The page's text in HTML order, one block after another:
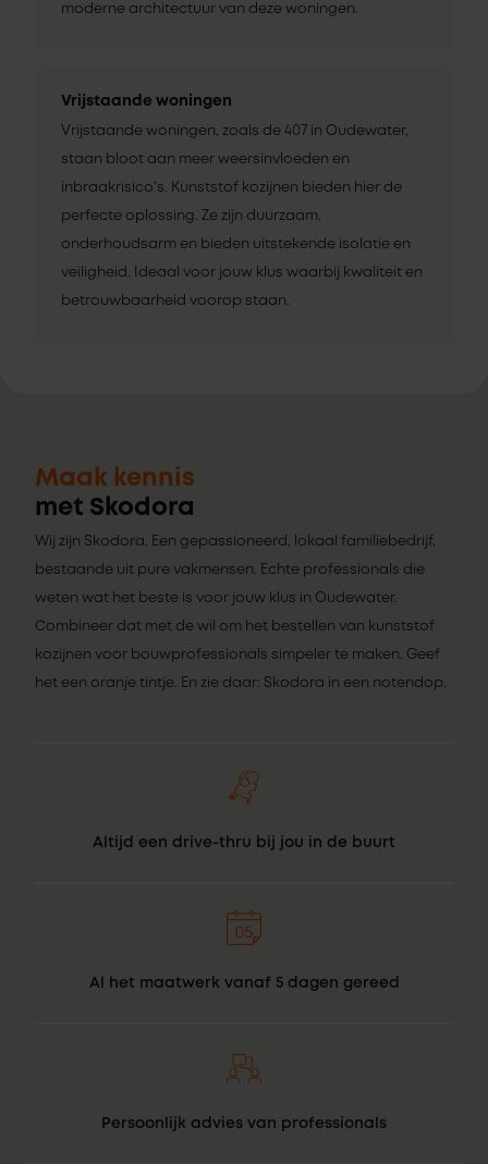
moderne architectuur van deze woningen.
Vrijstaande woningen
Vrijstaande woningen, zoals de 407 in Oudewater,
staan bloot aan meer weersinvloeden en
inbraakrisico’s. Kunststof kozijnen bieden hier de
perfecte oplossing. Ze zijn duurzaam,
onderhoudsarm en bieden uitstekende isolatie en
veiligheid. Ideaal voor jouw klus waarbij kwaliteit en
betrouwbaarheid voorop staan.
Maak kennis
met Skodora
Wij zijn Skodora. Een gepassioneerd, lokaal familiebedrijf,
bestaande uit pure vakmensen. Echte professionals die
weten wat het beste is voor jouw klus in Oudewater.
Combineer dat met de wil om het bestellen van kunststof
kozijnen voor bouwprofessionals simpeler te maken. Geef
het een oranje tintje. En zie daar: Skodora in een notendop.
Altijd een drive-thru bij jou in de buurt
Al het maatwerk vanaf 5 dagen gereed
Persoonlijk advies van professionals